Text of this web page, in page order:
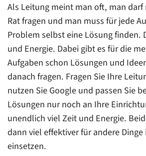
Als Leitung meint man oft, man
Rat fragen und man muss für jede
Problem selbst eine Lösung finden.
und Energie. Dabei gibt es für die
Aufgaben schon Lösungen und
danach fragen. Fragen Sie Ihre
nutzen Sie Google und passen Sie
Lösungen nur noch an Ihre
unendlich viel Zeit und Energie.
dann viel effektiver für andere
einsetzen.